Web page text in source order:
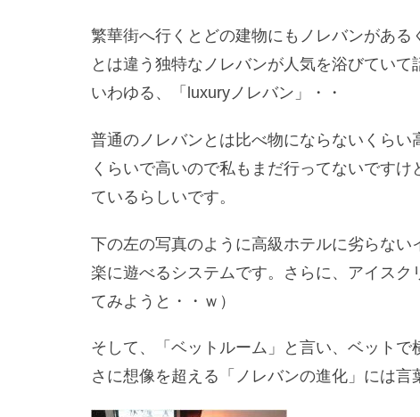
繁華街へ行くとどの建物にもノレバンがあ
とは違う独特なノレバンが人気を浴びていて
いわゆる、「luxuryノレバン」・・
普通のノレバンとは比べ物にならないくら
くらいで高いので私もまだ行ってないです
ているらしいです。
下の左の写真のように高級ホテルに劣らな
楽に遊べるシステムです。さらに、アイス
てみようと・・ｗ）
そして、「ベットルーム」と言い、ベット
さに想像を超える「ノレバンの進化」には言